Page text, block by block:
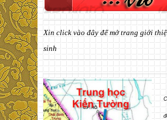
Xin click vào đây để mở trang giới
sinh